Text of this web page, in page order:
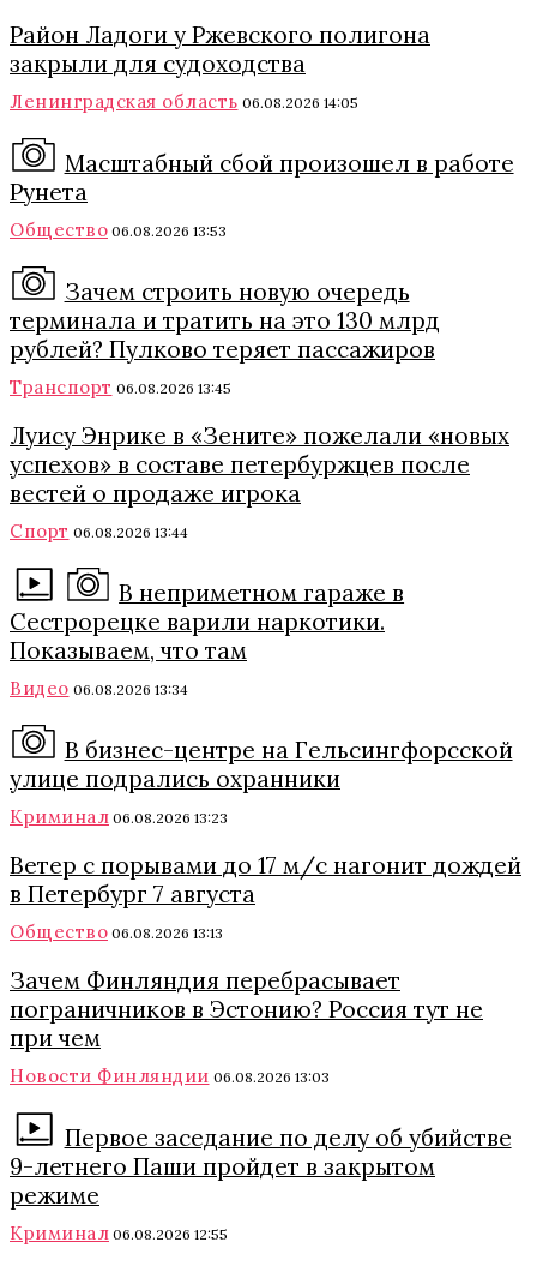
Район Ладоги у Ржевского полигона
закрыли для судоходства
Ленинградская область 06.08.2026 14:05
Масштабный сбой произошел в работе
Рунета
Общество 06.08.2026 13:53
Зачем строить новую очередь
терминала и тратить на это 130 млрд
рублей? Пулково теряет пассажиров
Транспорт 06.08.2026 13:45
Луису Энрике в «Зените» пожелали «новых
успехов» в составе петербуржцев после
вестей о продаже игрока
Спорт 06.08.2026 13:44
В неприметном гараже в
Сестрорецке варили наркотики.
Показываем, что там
Видео 06.08.2026 13:34
В бизнес-центре на Гельсингфорсской
улице подрались охранники
Криминал 06.08.2026 13:23
Ветер с порывами до 17 м/с нагонит дождей
в Петербург 7 августа
Общество 06.08.2026 13:13
Зачем Финляндия перебрасывает
пограничников в Эстонию? Россия тут не
при чем
Новости Финляндии 06.08.2026 13:03
Первое заседание по делу об убийстве
9-летнего Паши пройдет в закрытом
режиме
Криминал 06.08.2026 12:55